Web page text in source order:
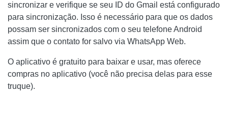
sincronizar e verifique se seu ID do Gmail está configurado
para sincronização. Isso é necessário para que os dados
possam ser sincronizados com o seu telefone Android
assim que o contato for salvo via WhatsApp Web.
O aplicativo é gratuito para baixar e usar, mas oferece
compras no aplicativo (você não precisa delas para esse
truque).